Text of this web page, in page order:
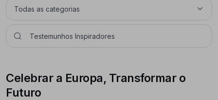
Celebrar a Europa, Transformar o
Futuro